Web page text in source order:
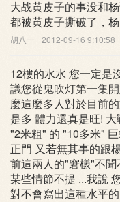
大战黄皮子的事没和
都被黄皮子撕破了，
胡八一 2012-09-16 9:10:58
12樓的水水 您一定是
議您從鬼吹灯第一集
麼這麼多人對於目前
是多 體力還真是旺!
"2米粗" 的 "10多米"
正門 又若無其事的跟
前這兩人的"窘樣"不
某些情節不提 ...我說
對不會寫出這種水平的